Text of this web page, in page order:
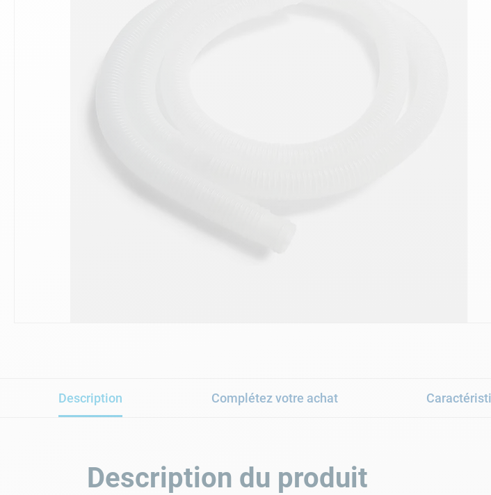
Description Complétez votre achat
Description du produit